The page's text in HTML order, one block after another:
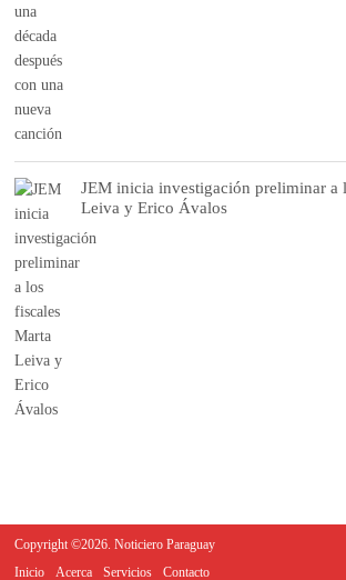
JEM inicia investigación preliminar a
Leiva y Erico Ávalos
Copyright ©2026. Noticiero Paraguay
Inicio
Acerca Servicios Contacto